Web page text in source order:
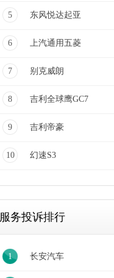
5 东风悦达起亚
6 上汽通用五菱
7 别克威朗
8 吉利全球鹰GC7
9 吉利帝豪
10 幻速S3
服务投诉排行
1 长安汽车